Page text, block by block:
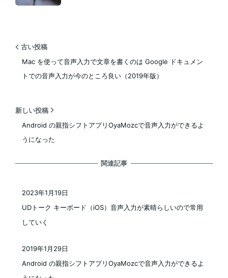
古い投稿
Mac を使って音声入力で文章を書くのは Google ドキュメン
トでの音声入力が今のところ良い（2019年版）
新しい投稿
Android の親指シフトアプリOyaMozcで音声入力ができるよ
うになった
関連記事
UDトーク キーボード（iOS）音声入力が素晴らしいので常用
していく
2023年1月19日
Android の親指シフトアプリOyaMozcで音声入力ができるよ
2019年1月29日